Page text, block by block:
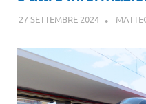
27 SETTEMBRE 2024